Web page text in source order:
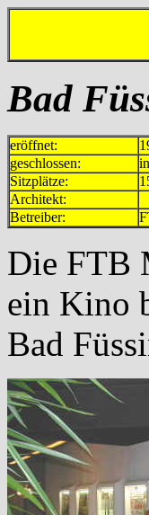
Bad
eröffnet:
geschlossen:
Sitzplätze:
Architekt:
Betreiber:
Die FTB
ein Kino
Bad